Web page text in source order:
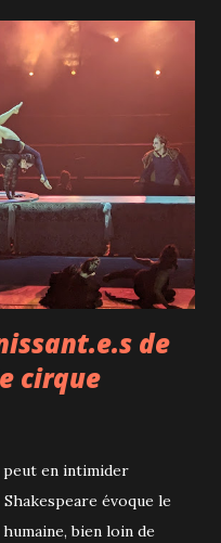
de
cirque
en intimider
évoque le
bien loin de